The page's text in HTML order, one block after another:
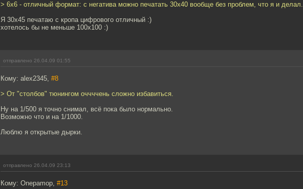
> 6х6 - отличный формат: с негатива можно печатать 30х40 вообще без проблем, что я и делал.
Я 30х45 печатаю с кропа цифрового отличный :)
хотелось бы не меньше 100х100 :)
отправлено 26.04.09 01:55
Кому: alex2345, #8
> От "столбов" тюнингом оччччень сложно избавиться.
Ну на 1/500 я точно снимал, всё пока было нормально.
Возможно что и на 1/1000.
Люблю я открытые дырки.
отправлено 26.04.09 23:13
Кому: Onepamop, #13